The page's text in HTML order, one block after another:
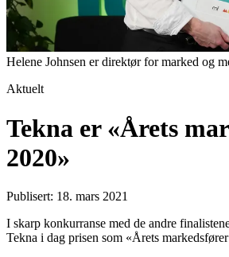
Helene Johnsen er direktør for marked og
Aktuelt
Tekna er «Årets
2020»
Publisert: 18. mars 2021
I skarp konkurranse med de andre
Tekna i dag prisen som «Årets